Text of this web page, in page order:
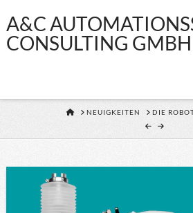
A&C
&
GMBH
A&C
CONSULTING GMBH
HOME
NEUIGKEITEN DIE